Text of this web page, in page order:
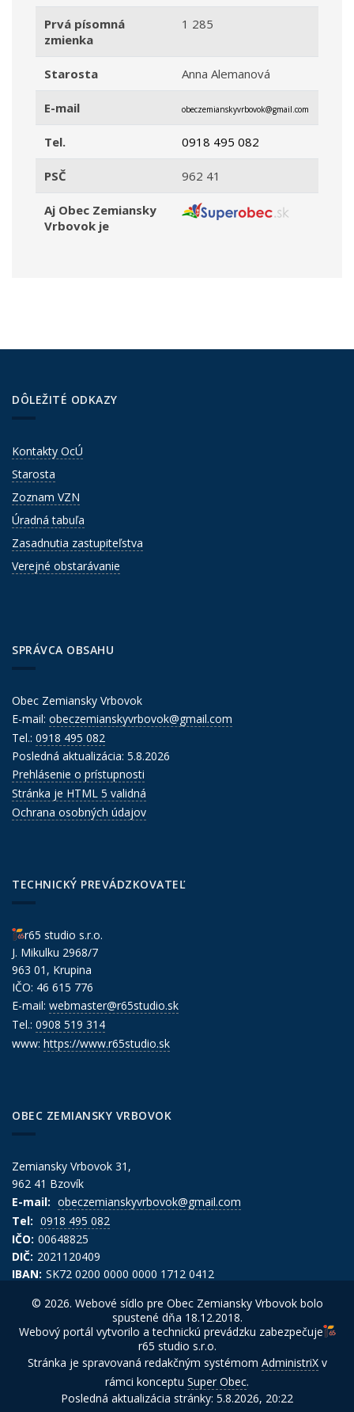
Prvá písomná
zmienka
1 285
Starosta Anna Alemanová
E-mail obeczemianskyvrbovok@gmail.com
Tel. 0918 495 082
PSČ 962 41
Aj Obec Zemiansky
Vrbovok je
DÔLEŽITÉ ODKAZY
Kontakty OcÚ
Starosta
Zoznam VZN
Úradná tabuľa
Zasadnutia zastupiteľstva
Verejné obstarávanie
SPRÁVCA OBSAHU
Obec Zemiansky Vrbovok
E-mail: obeczemianskyvrbovok@gmail.com
Tel.: 0918 495 082
Posledná aktualizácia: 5.8.2026
Prehlásenie o prístupnosti
Stránka je HTML 5 validná
Ochrana osobných údajov
TECHNICKÝ PREVÁDZKOVATEĽ
r65 studio s.r.o.
J. Mikulku 2968/7
963 01, Krupina
IČO: 46 615 776
E-mail: webmaster@r65studio.sk
Tel.: 0908 519 314
www: https://www.r65studio.sk
OBEC ZEMIANSKY VRBOVOK
Zemiansky Vrbovok 31,
962 41 Bzovík
E-mail: obeczemianskyvrbovok@gmail.com
Tel: 0918 495 082
IČO: 00648825
DIČ: 2021120409
IBAN: SK72 0200 0000 0000 1712 0412
© 2026. Webové sídlo pre Obec Zemiansky Vrbovok bolo
spustené dňa 18.12.2018.
Webový portál vytvorilo a technickú prevádzku zabezpečuje
r65 studio s.r.o.
Stránka je spravovaná redakčným systémom AdministriXv
rámci konceptu Super Obec.
Posledná aktualizácia stránky: 5.8.2026, 20:22